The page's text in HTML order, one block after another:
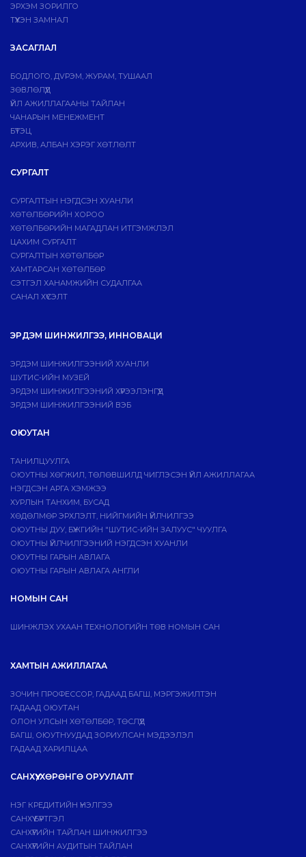
ЭРХЭМ ЗОРИЛГО
ТҮҮХЭН ЗАМНАЛ
ЗАСАГЛАЛ
БОДЛОГО, ДVРЭМ, ЖУРАМ, ТУШААЛ
ЗӨВЛӨЛҮҮД
ҮЙЛ АЖИЛЛАГААНЫ ТАЙЛАН
ЧАНАРЫН МЕНЕЖМЕНТ
БҮТЭЦ
АРХИВ, АЛБАН ХЭРЭГ ХӨТЛӨЛТ
СУРГАЛТ
СУРГАЛТЫН НЭГДСЭН ХУАНЛИ
ХӨТӨЛБӨРИЙН ХОРОО
ХӨТӨЛБӨРИЙН МАГАДЛАН ИТГЭМЖЛЭЛ
ЦАХИМ СУРГАЛТ
СУРГАЛТЫН ХӨТӨЛБӨР
ХАМТАРСАН ХӨТӨЛБӨР
СЭТГЭЛ ХАНАМЖИЙН СУДАЛГАА
САНАЛ ХҮСЭЛТ
ЭРДЭМ ШИНЖИЛГЭЭ, ИННОВАЦИ
ЭРДЭМ ШИНЖИЛГЭЭНИЙ ХУАНЛИ
ШУТИС-ИЙН МУЗЕЙ
ЭРДЭМ ШИНЖИЛГЭЭНИЙ ХҮРЭЭЛЭНГҮҮД
ЭРДЭМ ШИНЖИЛГЭЭНИЙ ВЭБ
ОЮУТАН
ТАНИЛЦУУЛГА
ОЮУТНЫ ХӨГЖИЛ, ТӨЛӨВШИЛД ЧИГЛЭСЭН ҮЙЛ АЖИЛЛАГАА
НЭГДСЭН АРГА ХЭМЖЭЭ
ХУРЛЫН ТАНХИМ, БУСАД
ХӨДӨЛМӨР ЭРХЛЭЛТ, НИЙГМИЙН ҮЙЛЧИЛГЭЭ
ОЮУТНЫ ДУУ, БҮЖГИЙН "ШУТИС-ИЙН ЗАЛУУС" ЧУУЛГА
ОЮУТНЫ ҮЙЛЧИЛГЭЭНИЙ НЭГДСЭН ХУАНЛИ
ОЮУТНЫ ГАРЫН АВЛАГА
ОЮУТНЫ ГАРЫН АВЛАГА АНГЛИ
НОМЫН САН
ШИНЖЛЭХ УХААН ТЕХНОЛОГИЙН ТӨВ НОМЫН САН
ХАМТЫН АЖИЛЛАГАА
ЗОЧИН ПРОФЕССОР, ГАДААД БАГШ, МЭРГЭЖИЛТЭН
ГАДААД ОЮУТАН
ОЛОН УЛСЫН ХӨТӨЛБӨР, ТӨСЛҮҮД
БАГШ, ОЮУТНУУДАД ЗОРИУЛСАН МЭДЭЭЛЭЛ
ГАДААД ХАРИЛЦАА
САНХҮҮ, ХӨРӨНГӨ ОРУУЛАЛТ
НЭГ КРЕДИТИЙН ҮНЭЛГЭЭ
САНХҮҮ БҮРТГЭЛ
САНХҮҮГИЙН ТАЙЛАН ШИНЖИЛГЭЭ
САНХҮҮГИЙН АУДИТЫН ТАЙЛАН